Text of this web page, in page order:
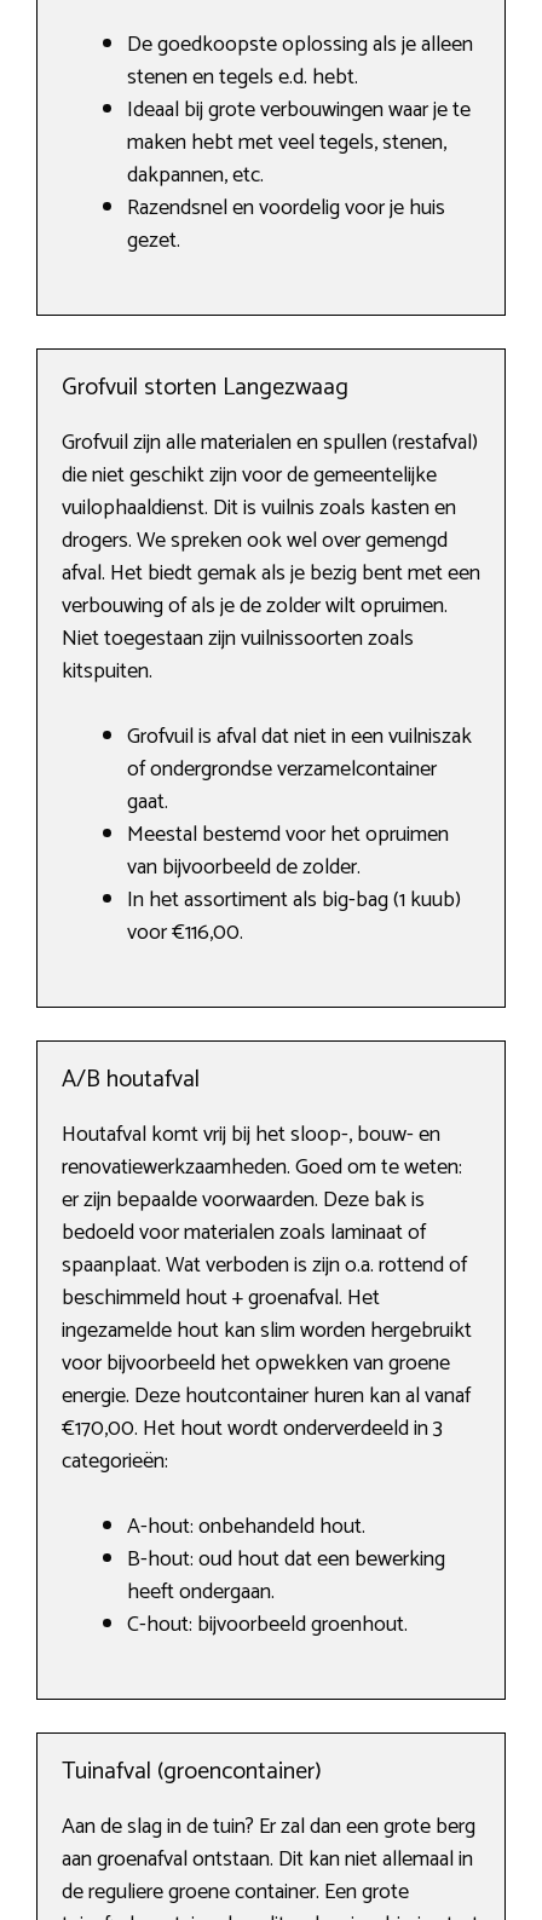
De goedkoopste oplossing als je alleen
stenen en tegels e.d. hebt.
Ideaal bij grote verbouwingen waar je te
maken hebt met veel tegels, stenen,
dakpannen, etc.
Razendsnel en voordelig voor je huis
gezet.
Grofvuil storten Langezwaag
Grofvuil zijn alle materialen en spullen (restafval)
die niet geschikt zijn voor de gemeentelijke
vuilophaaldienst. Dit is vuilnis zoals kasten en
drogers. We spreken ook wel over gemengd
afval. Het biedt gemak als je bezig bent met een
verbouwing of als je de zolder wilt opruimen.
Niet toegestaan zijn vuilnissoorten zoals
kitspuiten.
Grofvuil is afval dat niet in een vuilniszak
of ondergrondse verzamelcontainer
gaat.
Meestal bestemd voor het opruimen
van bijvoorbeeld de zolder.
In het assortiment als big-bag (1 kuub)
voor €116,00.
A/B houtafval
Houtafval komt vrij bij het sloop-, bouw- en
renovatiewerkzaamheden. Goed om te weten:
er zijn bepaalde voorwaarden. Deze bak is
bedoeld voor materialen zoals laminaat of
spaanplaat. Wat verboden is zijn o.a. rottend of
beschimmeld hout + groenafval. Het
ingezamelde hout kan slim worden hergebruikt
voor bijvoorbeeld het opwekken van groene
energie. Deze houtcontainer huren kan al vanaf
€170,00. Het hout wordt onderverdeeld in 3
categorieën:
A-hout: onbehandeld hout.
B-hout: oud hout dat een bewerking
heeft ondergaan.
C-hout: bijvoorbeeld groenhout.
Tuinafval (groencontainer)
Aan de slag in de tuin? Er zal dan een grote berg
aan groenafval ontstaan. Dit kan niet allemaal in
de reguliere groene container. Een grote